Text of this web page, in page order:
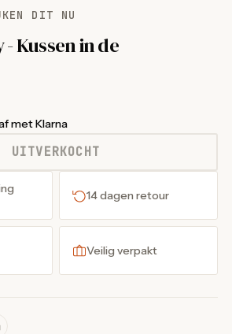
DIT NU
Kussen in de
met Klarna
UITVERKOCHT
14 dagen retour
Veilig verpakt